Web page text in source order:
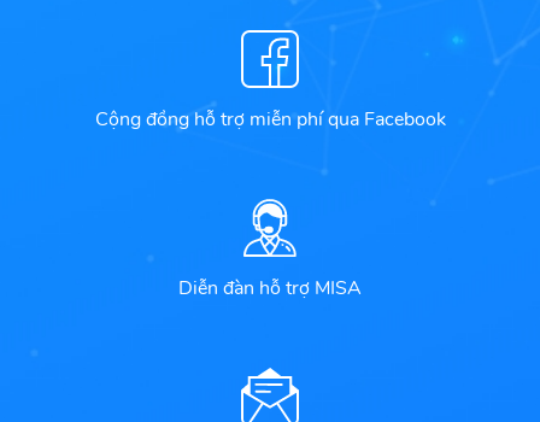
Cộng đồng hỗ trợ miễn phí qua Facebook
Diễn đàn hỗ trợ MISA